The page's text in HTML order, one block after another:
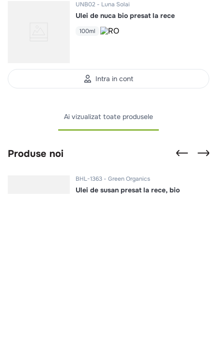
UNB02 Luna Solai
Ulei de nuca bio presat la rece
100ml
Intra in cont
Ai vizualizat toate produsele
Produse noi
BHL-1363 Green Organics
Ulei de susan presat la rece, bio